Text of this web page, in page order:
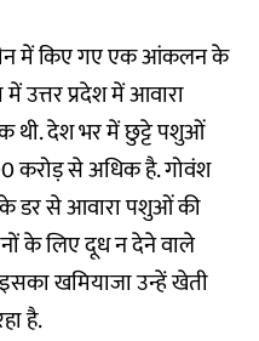
में किए गए एक आंकलन के
प्रदेश में आवारा
थी. देश भर में छुट्टे पशुओं
करोड़ से अधिक है. गोवंश
के डर से आवारा पशुओं की
के लिए दूध न देने वाले
खमियाजा उन्हें खेती
है.